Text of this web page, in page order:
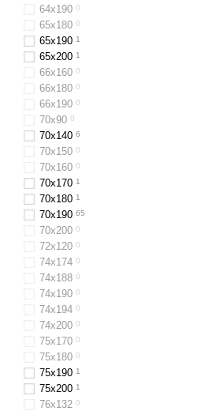
64x190 0
65x180 0
65х190 1
65х200 1
66x160 0
66х180 0
66х190 0
70х90 0
70x140 6
70x150 0
70x160 0
70х170 1
70x180 1
70x190 65
70x200 0
72x120 0
74х174 0
74х188 0
74х190 0
74х194 0
74х200 0
75х170 0
75х180 0
75х190 1
75х200 1
76x132 0